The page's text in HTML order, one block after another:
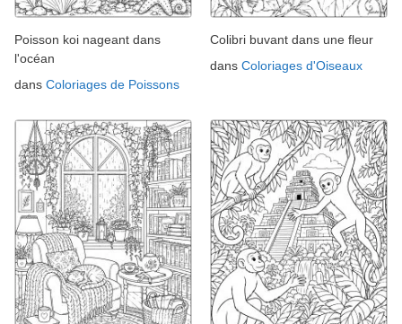
Poisson koi nageant dans
l'océan
dans Coloriages de Poissons
Colibri buvant dans une fleur
dans Coloriages d'Oiseaux